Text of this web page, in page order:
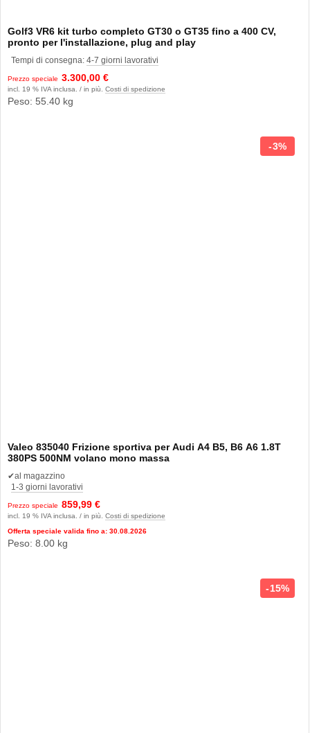
Golf3 VR6 kit turbo completo GT30 o GT35 fino a 400 CV,
pronto per l'installazione, plug and play
Tempi di consegna: 4-7 giorni lavorativi
Prezzo speciale 3.300,00 €
incl. 19 % IVA inclusa. / in più. Costi di spedizione
Peso: 55.40 kg
Valeo 835040 Frizione sportiva per Audi A4 B5, B6 A6 1.8T
380PS 500NM volano mono massa
✔al magazzino
1-3 giorni lavorativi
Prezzo speciale 859,99 €
3%
incl. 19 % IVA inclusa. / in più. Costi di spedizione
Offerta speciale valida fino a: 30.08.2026
Peso: 8.00 kg
15%